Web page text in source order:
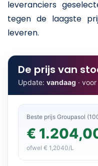
leveranciers
tegen de laagste
leveren.
De prijs van
Update: vandaag · voor
Beste prijs Groupasol
€
ofwel € 1,2040/L